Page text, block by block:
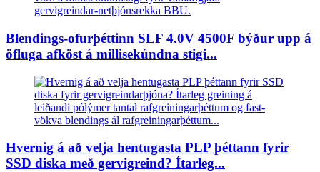
Blendings-ofurþéttinn SLF 4.0V 4500F býður upp á
öfluga afköst á millisekúndna stigi...
Hvernig á að velja hentugasta PLP þéttann fyrir
SSD diska með gervigreind? Ítarleg...